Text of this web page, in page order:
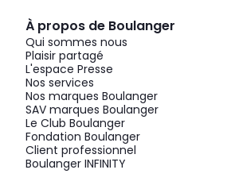
À propos de Boulanger
Qui sommes nous
Plaisir partagé
L'espace Presse
Nos services
Nos marques Boulanger
SAV marques Boulanger
Le Club Boulanger
Fondation Boulanger
Client professionnel
Boulanger INFINITY